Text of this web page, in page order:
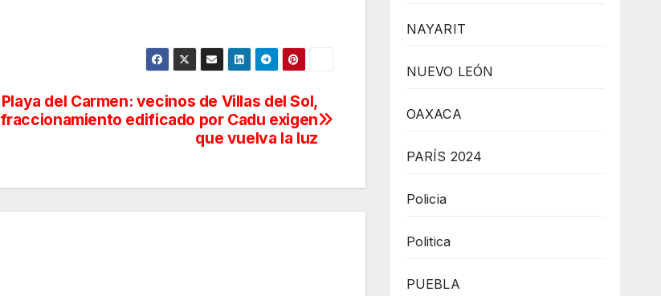
Playa del Carmen: vecinos de Villas del Sol,
fraccionamiento edificado por Cadu exigen
que vuelva la luz
NAYARIT
NUEVO LEÓN
OAXACA
PARÍS 2024
Policia
Politica
PUEBLA